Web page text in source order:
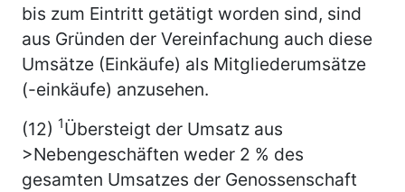
bis zum Eintritt getätigt worden sind, sind
aus Gründen der Vereinfachung auch diese
Umsätze (Einkäufe) als Mitgliederumsätze
(-einkäufe) anzusehen.
(12) 1Übersteigt der Umsatz aus
>Nebengeschäften weder 2 % des
gesamten Umsatzes der Genossenschaft